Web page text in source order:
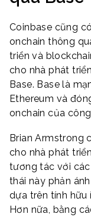
Coinbase cũng
onchain thông
triển và
cho nhà phát
Base. Base là
Ethereum và
onchain của
Brian Armstrong
cho nhà phát
tương tác với
thái này phản
dựa trên tính hữu
Hơn nữa, bằng